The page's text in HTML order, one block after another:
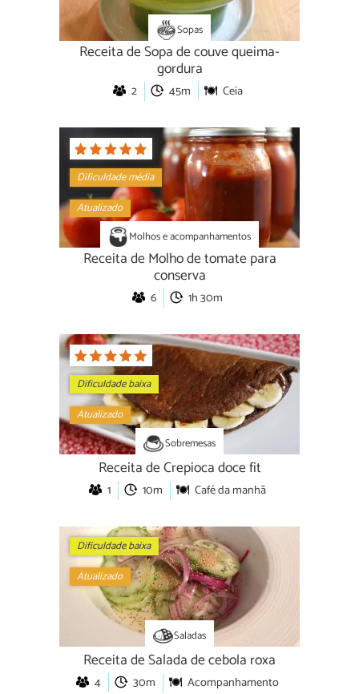
Sopas
Receita de Sopa de couve queima-
gordura
2 45m Ceia
Dificuldade média
Atualizado
Molhos e acompanhamentos
Receita de Molho de tomate para
conserva
6 1h 30m
Dificuldade baixa
Atualizado
Sobremesas
Receita de Crepioca doce fit
1 10m Café da manhã
Dificuldade baixa
Atualizado
Saladas
Receita de Salada de cebola roxa
4 30m Acompanhamento